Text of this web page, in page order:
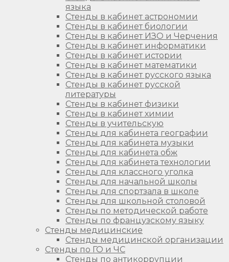
языка
Стенды в кабинет астрономии
Стенды в кабинет биологии
Стенды в кабинет ИЗО и Черчения
Стенды в кабинет информатики
Стенды в кабинет истории
Стенды в кабинет математики
Стенды в кабинет русского языка
Стенды в кабинет русской
литературы
Стенды в кабинет физики
Стенды в кабинет химии
Стенды в учительскую
Стенды для кабинета географии
Стенды для кабинета музыки
Стенды для кабинета обж
Стенды для кабинета технологии
Стенды для классного уголка
Стенды для начальной школы
Стенды для спортзала в школе
Стенды для школьной столовой
Стенды по методической работе
Стенды по французскому языку
Стенды медицинские
Стенды медицинской организации
Стенды по ГО и ЧС
Стенды по антикоррупции